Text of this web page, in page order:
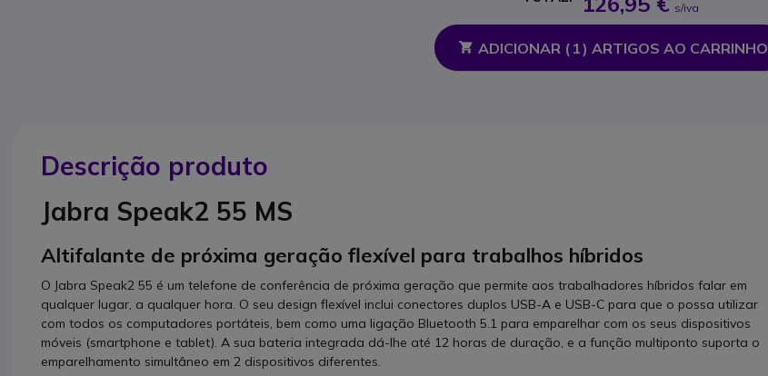
s/iva
ADICIONAR ( 1) ARTIGOS AO CARRINHO
Descrição produto
Jabra Speak2 55 MS
Altifalante de próxima geração flexível para trabalhos híbridos
O Jabra Speak2 55 é um telefone de conferência de próxima geração que permite aos trabalhadores híbridos falar em
qualquer lugar, a qualquer hora. O seu design flexível inclui conectores duplos USB-A e USB-C para que o possa utilizar
com todos os computadores portáteis, bem como uma ligação Bluetooth 5.1 para emparelhar com os seus dispositivos
móveis (smartphone e tablet). A sua bateria integrada dá-lhe até 12 horas de duração, e a função multiponto suporta o
emparelhamento simultâneo em 2 dispositivos diferentes.